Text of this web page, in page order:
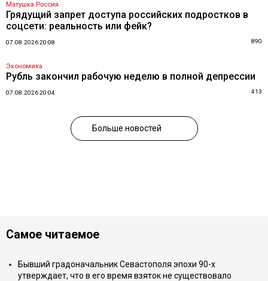
Матушка Россия
Грядущий запрет доступа российских подростков в
соцсети: реальность или фейк?
07.08.2026 20:08 890
Экономика
Рубль закончил рабочую неделю в полной депрессии
07.08.2026 20:04 413
Больше новостей
Самое читаемое
Бывший градоначальник Севастополя эпохи 90-х
утверждает, что в его время взяток не существовало